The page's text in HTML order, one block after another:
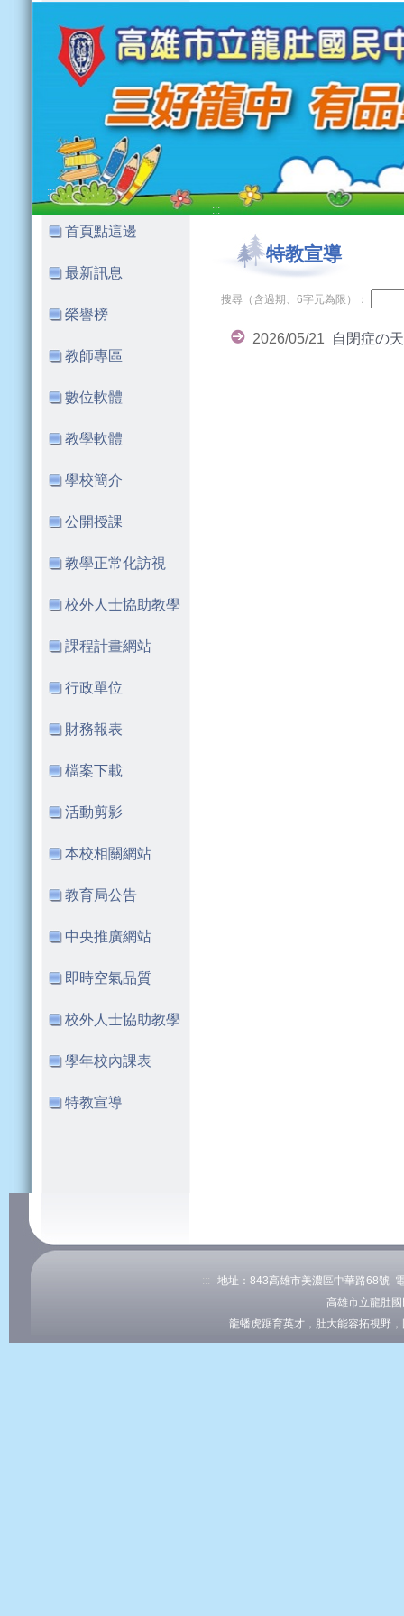
:::
首頁點這邊
最新訊息
榮譽榜
教師專區
數位軟體
教學軟體
學校簡介
公開授課
教學正常化訪視
校外人士協助教學
課程計畫網站
行政單位
財務報表
檔案下載
活動剪影
本校相關網站
教育局公告
中央推廣網站
即時空氣品質
校外人士協助教學
學年校內課表
特教宣導
:::
特教宣導
搜尋（含過期、6字元為限）：
2026/05/21 自閉症の
:::
地址：843高雄市美濃區中華路68號
高雄市立龍肚
龍蟠虎踞育英才，肚大能容拓視野